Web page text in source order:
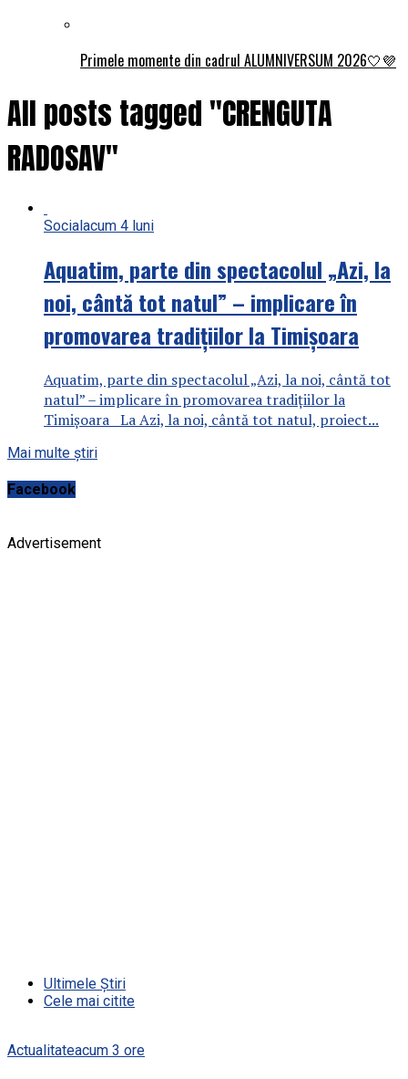
Primele momente din cadrul ALUMNIVERSUM 2026🤍💜
All posts tagged "CRENGUTA
RADOSAV"
Socialacum 4 luni
Aquatim, parte din spectacolul „Azi, la
noi, cântă tot natul” – implicare în
promovarea tradițiilor la Timișoara
Aquatim, parte din spectacolul „Azi, la noi, cântă tot
natul” – implicare în promovarea tradițiilor la
Timișoara La Azi, la noi, cântă tot natul, proiect...
Mai multe știri
Facebook
Advertisement
Ultimele Știri
Cele mai citite
Actualitateacum 3 ore